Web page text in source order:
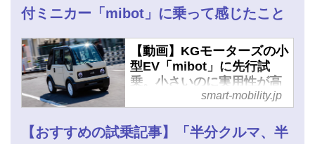
付ミニカー「mibot」に乗って感じたこと
【動画】KGモーターズの小
型EV「mibot」に先行試
乗。小さいのに実用性が高
い、110万円のひとり乗り
ビリティJP
smart-mobility.jp
【おすすめの試乗記事】「半分クルマ、半